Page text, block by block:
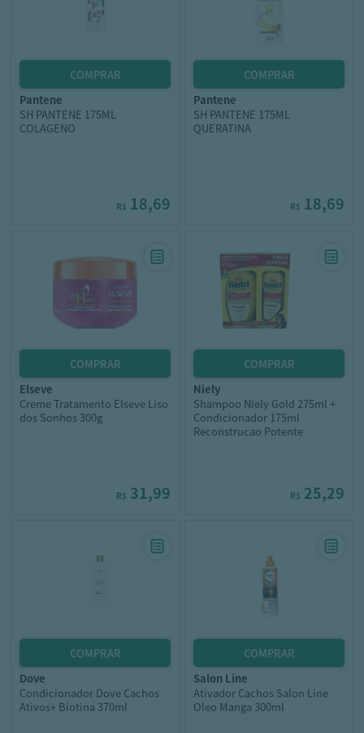
pantene
SH PANTENE 175ML
COLAGENO
R$ 18,69
pantene
SH PANTENE 175ML
QUERATINA
R$ 18,69
elseve
Creme Tratamento Elseve Liso
dos Sonhos 300g
R$ 31,99
niely
Shampoo Niely Gold 275ml +
Condicionador 175ml
Reconstrucao Potente
R$ 25,29
dove
Condicionador Dove Cachos
Ativos+ Biotina 370ml
salon line
Ativador Cachos Salon Line
Oleo Manga 300ml